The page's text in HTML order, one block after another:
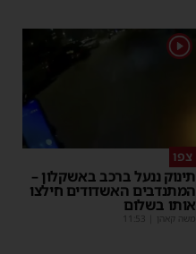
1
צפו
תינוק ננעל ברכב באשקלון –
המתנדבים האשדודים חילצו
אותו בשלום
משה קאהן 11:53